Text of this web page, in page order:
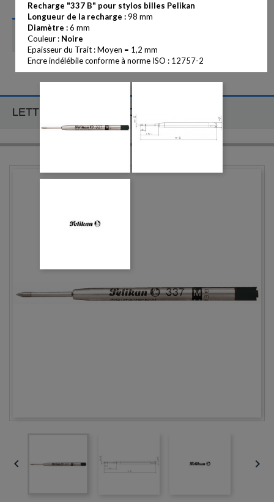
CATÉGORIES
LETTRE D'INFORMATION
 
Recharge "337 B" pour stylos billes Pelikan
Longueur de la recharge :98 mm
Diamètre :6 mm
Couleur : Noire
Epaisseur du Trait : Moyen = 1,2 mm
Encre indélébile conforme à norme ISO : 12757-2